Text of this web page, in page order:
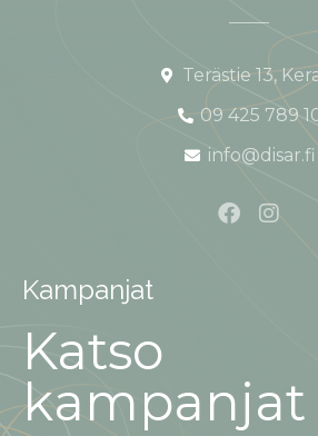
Terästie 13,
09 425 789
info@disar.fi
Kampanjat
Katso
kampanjat